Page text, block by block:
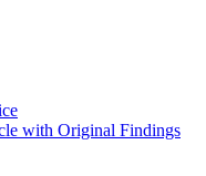
with Original Findings